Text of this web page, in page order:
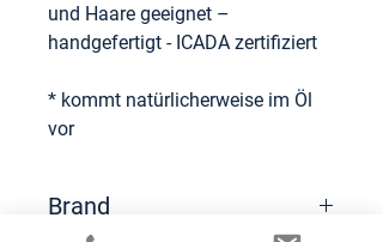
und Haare geeignet –
handgefertigt - ICADA zertifiziert
* kommt natürlicherweise im Öl
vor
Brand